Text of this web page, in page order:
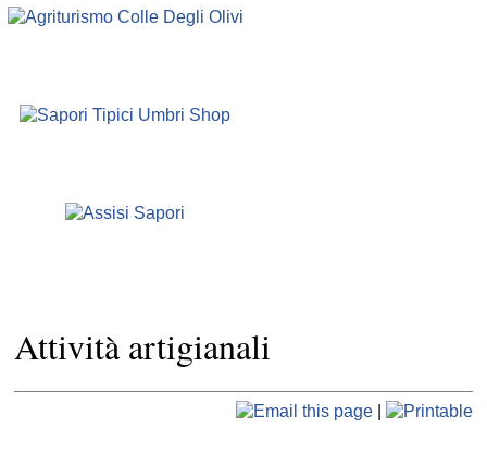
Attività artigianali
|